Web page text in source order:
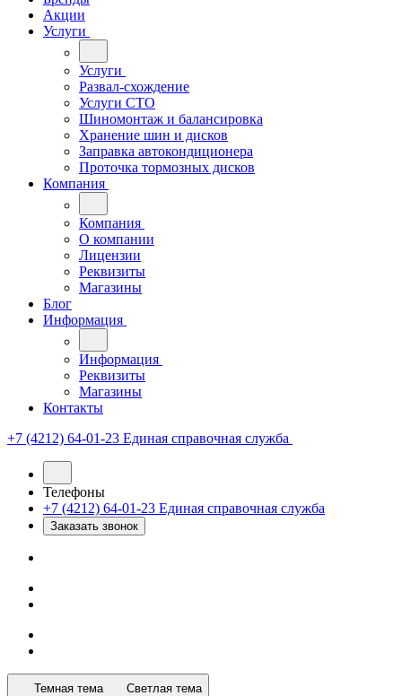
Акции
Услуги
Услуги
Развал-схождение
Услуги СТО
Шиномонтаж и балансировка
Хранение шин и дисков
Заправка автокондиционера
Проточка тормозных дисков
Компания
Компания
О компании
Лицензии
Реквизиты
Магазины
Блог
Информация
Информация
Реквизиты
Магазины
Контакты
+7 (4212) 64-01-23 Единая справочная служба
Телефоны
+7 (4212) 64-01-23 Единая справочная служба
Заказать звонок
Темная тема Светлая тема